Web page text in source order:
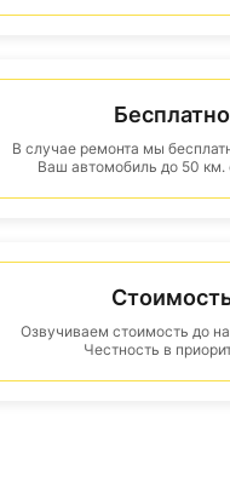
Бесплатно
В случае ремонта мы
Ваш автомобиль до 50
Озвучиваем стоимость до
Честность в